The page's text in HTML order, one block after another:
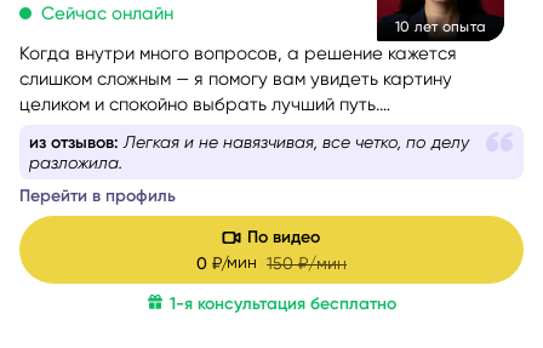
10 лет опыта
Сейчас онлайн
Когда внутри много вопросов, а решение кажется
слишком сложным — я помогу вам увидеть картину
целиком и спокойно выбрать лучший путь.
помогая людям проходить сложные этапы жизни
из отзывов: Легкая и не навязчивая, все четко, по делу
разложила.
Перейти в профиль
По видео
0 ₽/мин150 ₽/мин
1-я консультация бесплатно